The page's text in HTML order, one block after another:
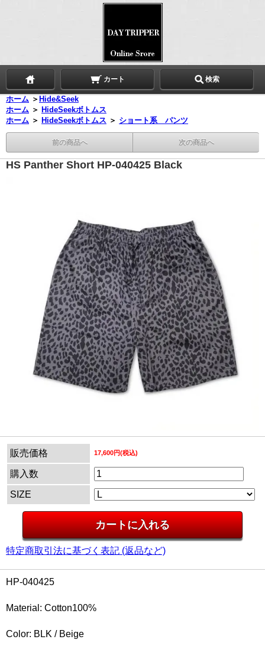
カート 検索
ホーム ＞ Hide&Seek
ホーム ＞ HideSeekボトムス
ホーム ＞ HideSeekボトムス ＞ ショート系 パンツ
前の商品へ 次の商品へ
HS Panther Short HP-040425 Black
販売価格 17,600円(税込)
購入数
SIZE
特定商取引法に基づく表記 (返品など)
HP-040425
Material: Cotton100%
Color: BLK / Beige